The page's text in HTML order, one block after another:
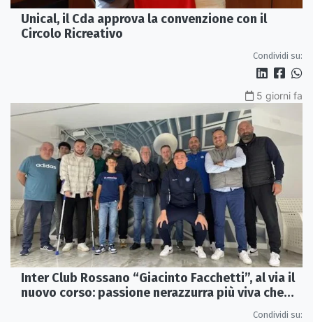
Unical, il Cda approva la convenzione con il
Circolo Ricreativo
Condividi su:
5 giorni fa
Inter Club Rossano “Giacinto Facchetti”, al via il
nuovo corso: passione nerazzurra più viva che
Condividi su: